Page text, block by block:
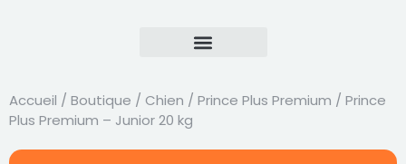
Accueil / Boutique / Chien / Prince Plus Premium / Prince
Plus Premium – Junior 20 kg